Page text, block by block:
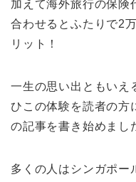
加えて海外旅行の保険
合わせるとふたりで2
リット！
一生の思い出ともいえ
ひこの体験を読者の方
の記事を書き始めまし
多くの人はシンガポー